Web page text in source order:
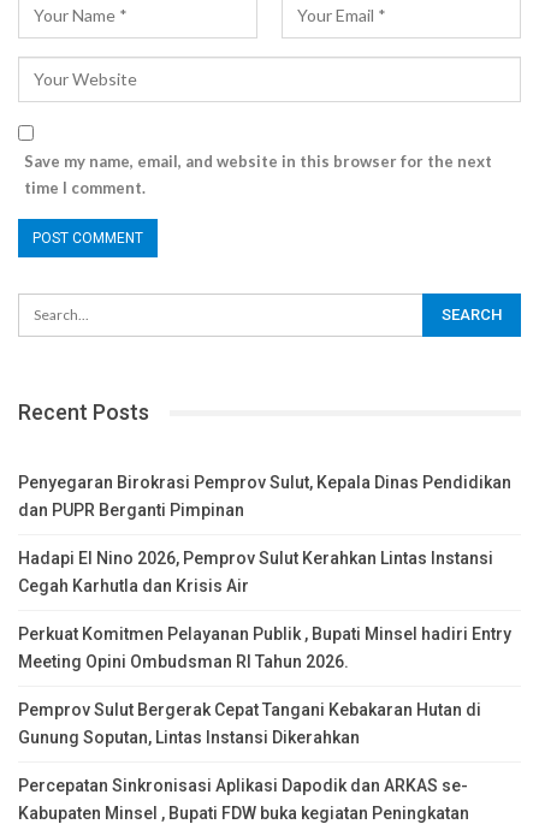
Save my name, email, and website in this browser for the next
time I comment.
Recent Posts
Penyegaran Birokrasi Pemprov Sulut, Kepala Dinas Pendidikan
dan PUPR Berganti Pimpinan
Hadapi El Nino 2026, Pemprov Sulut Kerahkan Lintas Instansi
Cegah Karhutla dan Krisis Air
Perkuat Komitmen Pelayanan Publik , Bupati Minsel hadiri Entry
Meeting Opini Ombudsman RI Tahun 2026.
Pemprov Sulut Bergerak Cepat Tangani Kebakaran Hutan di
Gunung Soputan, Lintas Instansi Dikerahkan
Percepatan Sinkronisasi Aplikasi Dapodik dan ARKAS se-
Kabupaten Minsel , Bupati FDW buka kegiatan Peningkatan